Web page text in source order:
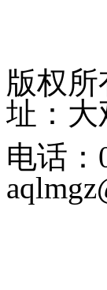
版权
址：大
电话：